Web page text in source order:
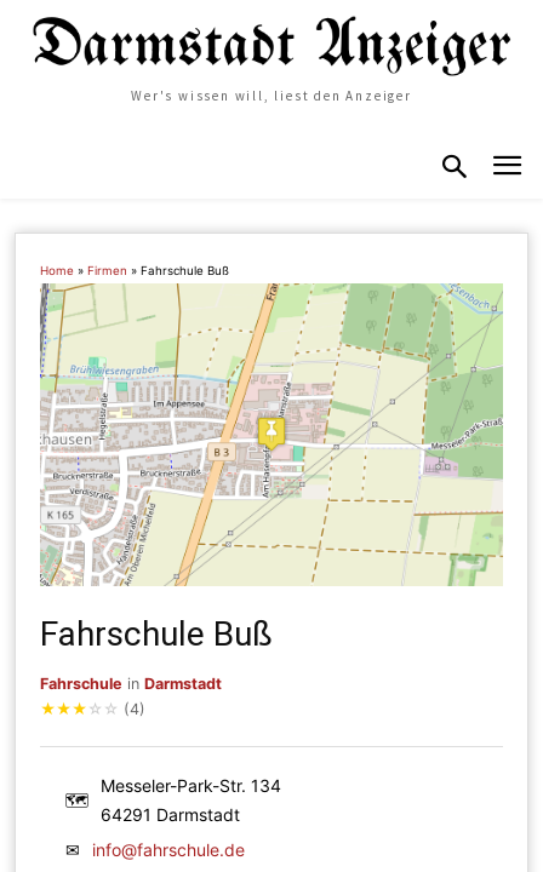
Wer's wissen will, liest den Anzeiger
Home »Firmen »Fahrschule Buß
Fahrschule Buß
Fahrschule inDarmstadt
★★★ ☆ ☆ (4)
🗺
Messeler-Park-Str. 134
64291 Darmstadt
✉
info@fahrschule.de